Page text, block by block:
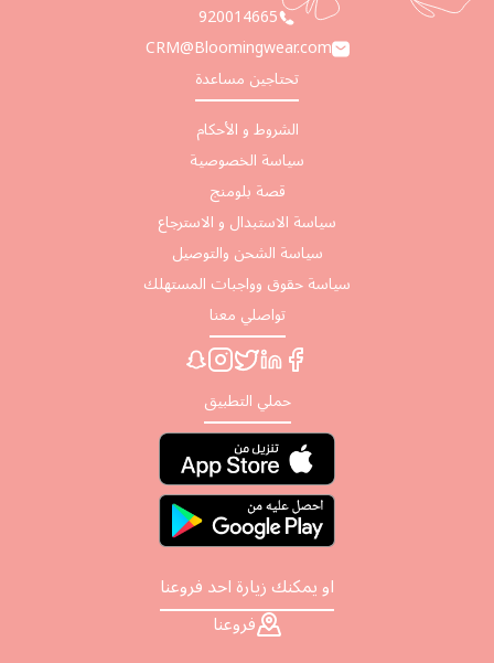
920014665
CRM@Bloomingwear.com
تحتاجين مساعدة
الشروط و الأحكام
سياسة الخصوصية
قصة بلومنج
سياسة الاستبدال و الاسترجاع
سياسة الشحن والتوصيل
سياسة حقوق وواجبات المستهلك
تواصلي معنا
حملي التطبيق
او يمكنك زيارة احد فروعنا
فروعنا